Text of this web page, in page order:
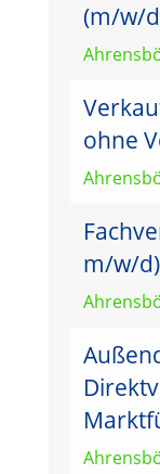
(m/w/
ohne
m/w/